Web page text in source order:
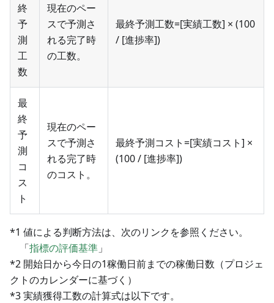
終
予
測
工
数
現在のペー
スで予測さ
れる完了時
の工数。
最終予測工数=[実績工数] × (100
/ [進捗率])
最
終
予
測
コ
ス
ト
現在のペー
スで予測さ
れる完了時
のコスト。
最終予測コスト=[実績コスト] ×
(100 / [進捗率])
*1 値による判断方法は、次のリンクを参照ください。
「指標の評価基準 」
*2 開始日から今日の1稼働日前までの稼働日数（プロジェ
クトのカレンダーに基づく）
*3 実績獲得工数の計算式は以下です。